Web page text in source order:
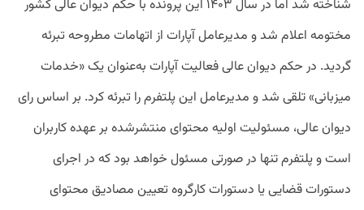
شناخته شد اما در سال ۱۴۰۳ این پرونده با حکم دیوان عالی کشور
مختومه اعلام شد و مدیرعامل آپارات از اتهامات مطروحه تبرئه
گردید. در حکم دیوان عالی فعالیت آپارات به‌عنوان یک «خدمات
میزبانی» تلقی شد و مدیرعامل این پلتفرم را تبرئه کرد. بر اساس رای
دیوان عالی، مسئولیت اولیه محتوای منتشرشده بر عهده کاربران
است و پلتفرم تنها در صورتی مسئول خواهد بود که در اجرای
دستورات قضایی یا دستورات کارگروه تعیین مصادیق محتوای